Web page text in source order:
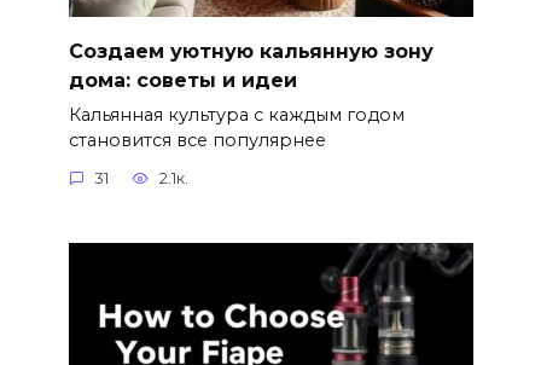
Создаем уютную кальянную зону
дома: советы и идеи
Кальянная культура с каждым годом
становится все популярнее
31 2.1к.